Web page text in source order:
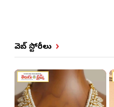
వెబ్ స్టోరీలు